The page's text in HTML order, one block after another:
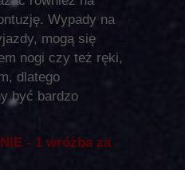
Wypady na
mogą się
nogi czy też ręki,
dlatego
być bardzo
- 1 wróżba za